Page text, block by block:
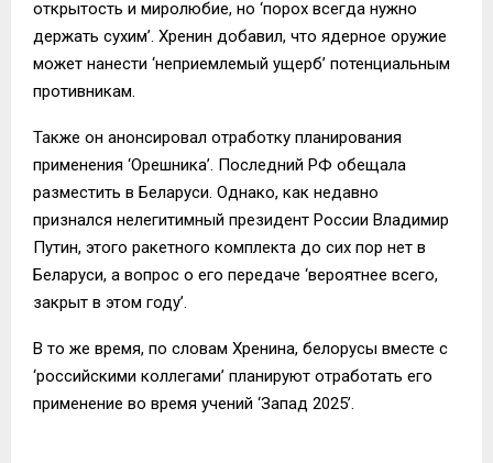
открытость и миролюбие, но ‘порох всегда нужно
держать сухим’. Хренин добавил, что ядерное оружие
может нанести ‘неприемлемый ущерб’ потенциальным
противникам.
Также он анонсировал отработку планирования
применения ‘Орешника’. Последний РФ обещала
разместить в Беларуси. Однако, как недавно
признался нелегитимный президент России Владимир
Путин, этого ракетного комплекта до сих пор нет в
Беларуси, а вопрос о его передаче ‘вероятнее всего,
закрыт в этом году’.
В то же время, по словам Хренина, белорусы вместе с
‘российскими коллегами’ планируют отработать его
применение во время учений ‘Запад 2025’.